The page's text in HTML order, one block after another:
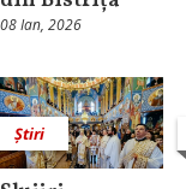
08 Ian, 2026
Știri